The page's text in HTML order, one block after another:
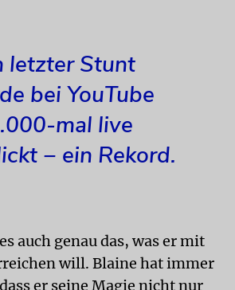
letzter Stunt
bei YouTube
mal live
− ein Rekord.
auch genau das, was er mit
will. Blaine hat immer
er seine Magie nicht nur